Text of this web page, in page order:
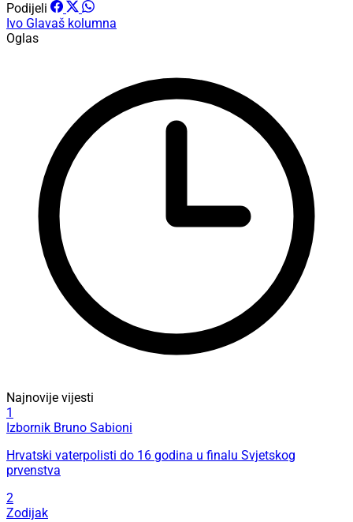
Podijeli
Ivo Glavaš kolumna
Oglas
Najnovije vijesti
1
Izbornik Bruno Sabioni
Hrvatski vaterpolisti do 16 godina u finalu Svjetskog
prvenstva
2
Zodijak